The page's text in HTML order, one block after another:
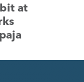
at